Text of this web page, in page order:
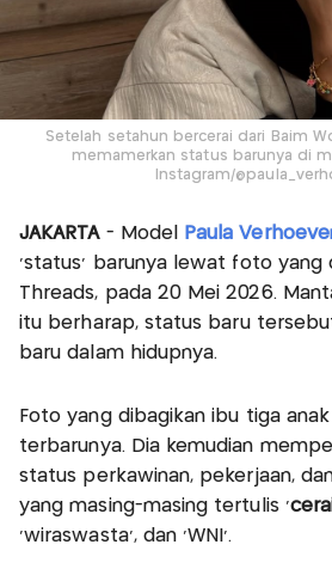
Setelah setahun bercerai dari Baim
memamerkan status barunya di
Instagram/
JAKARTA- Model Paula
‘status’ barunya lewat foto yang
Threads, pada 20 Mei 2026.
itu berharap, status baru
baru dalam hidupnya.
Foto yang dibagikan ibu tiga
terbarunya. Dia kemudian
status perkawinan, pekerjaan,
yang masing-masing tertulis ‘
‘wiraswasta’, dan ‘WNI’.